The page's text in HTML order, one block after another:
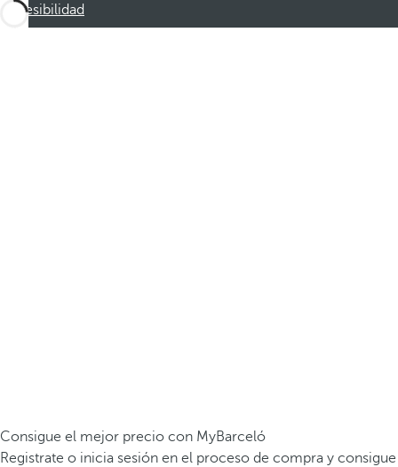
Accesibilidad
Consigue el mejor precio con MyBarceló
Registrate o inicia sesión en el proceso de compra y consigue